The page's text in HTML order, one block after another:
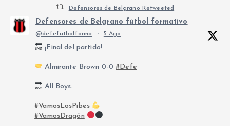
Defensores de Belgrano Retweeted
Defensores de Belgrano fútbol formativo
@defefutbolforma · 5 Ago
¡Final del partido!
Almirante Brown 0-0#Defe
All Boys.
#VamosLosPibes
#VamosDragón